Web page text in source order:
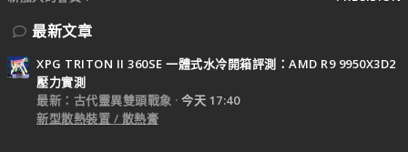
最新文章
XPG TRITON II 360SE 一體式水冷開箱評測：AMD R9 9950X3D2
壓力實測
最新：古代靈異雙頭戰象
今天 17:40
新型散熱裝置 / 散熱膏